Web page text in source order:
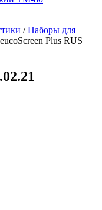
/Наборы для
Plus RUS